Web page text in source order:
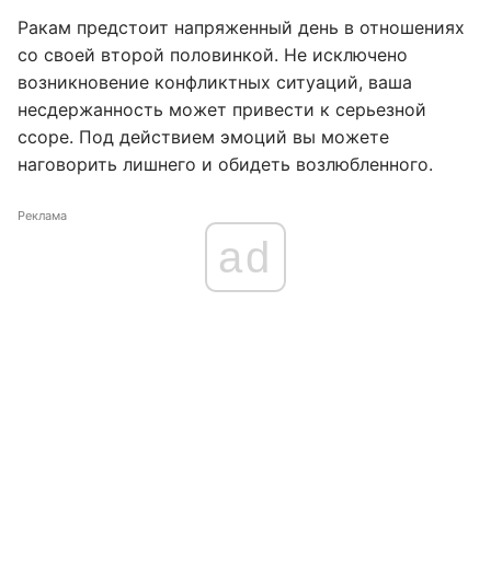
Ракам предстоит напряженный день в отношениях
со своей второй половинкой. Не исключено
возникновение конфликтных ситуаций, ваша
несдержанность может привести к серьезной
ссоре. Под действием эмоций вы можете
наговорить лишнего и обидеть возлюбленного.
Реклама
ad